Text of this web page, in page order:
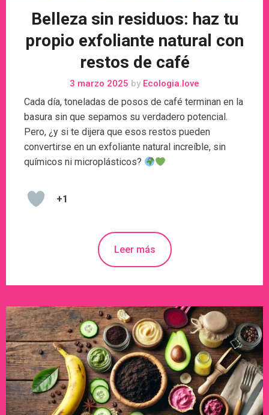
Belleza sin residuos: haz tu
propio exfoliante natural con
restos de café
3 marzo 2025 by Ecologia.love
Cada día, toneladas de posos de café terminan en la
basura sin que sepamos su verdadero potencial.
Pero, ¿y si te dijera que esos restos pueden
convertirse en un exfoliante natural increíble, sin
químicos ni microplásticos?
+1
Leer más